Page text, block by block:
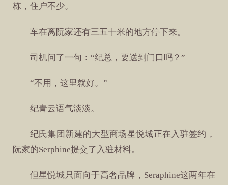
栋，住户不少。
车在离阮家还有三五十米的地方停下来。
司机问了一句：“纪总，要送到门口吗？”
“不用，这里就好。”
纪青云语气淡淡。
纪氏集团新建的大型商场星悦城正在入驻签约，
阮家的Serphine提交了入驻材料。
但星悦城只面向于高奢品牌，Seraphine这两年在